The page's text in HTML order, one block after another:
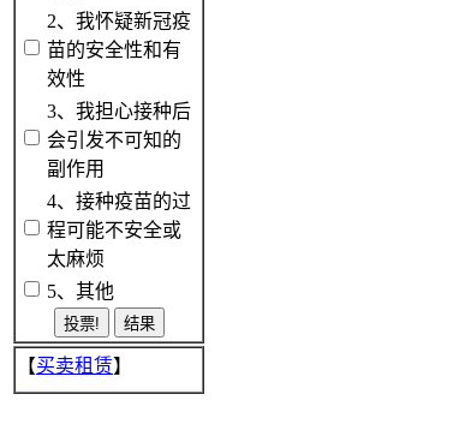
2、我怀疑新冠疫
苗的安全性和有
效性
3、我担心接种后
会引发不可知的
副作用
4、接种疫苗的过
程可能不安全或
太麻烦
5、其他
【买卖租赁】